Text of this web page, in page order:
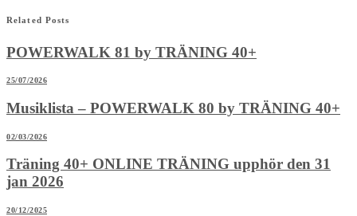
Related Posts
POWERWALK 81 by TRÄNING 40+
25/07/2026
Musiklista – POWERWALK 80 by TRÄNING 40+
02/03/2026
Träning 40+ ONLINE TRÄNING upphör den 31
jan 2026
20/12/2025